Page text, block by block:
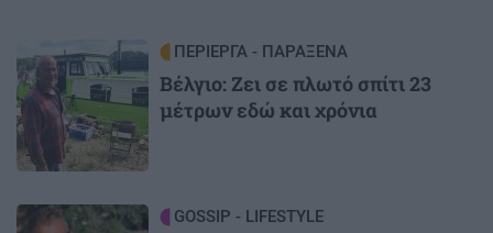
Image ΠΕΡΙΕΡΓΑ - ΠΑΡΑΞΕΝΑ
Βέλγιο: Ζει σε πλωτό σπίτι 23
μέτρων εδώ και χρόνια
Image GOSSIP - LIFESTYLE